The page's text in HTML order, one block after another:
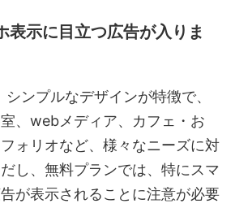
表示に目立つ広告が入りま
ンプルなデザインが特徴で、
、webメディア、カフェ・お
ォリオなど、様々なニーズに対
し、無料プランでは、特にスマ
が表示されることに注意が必要